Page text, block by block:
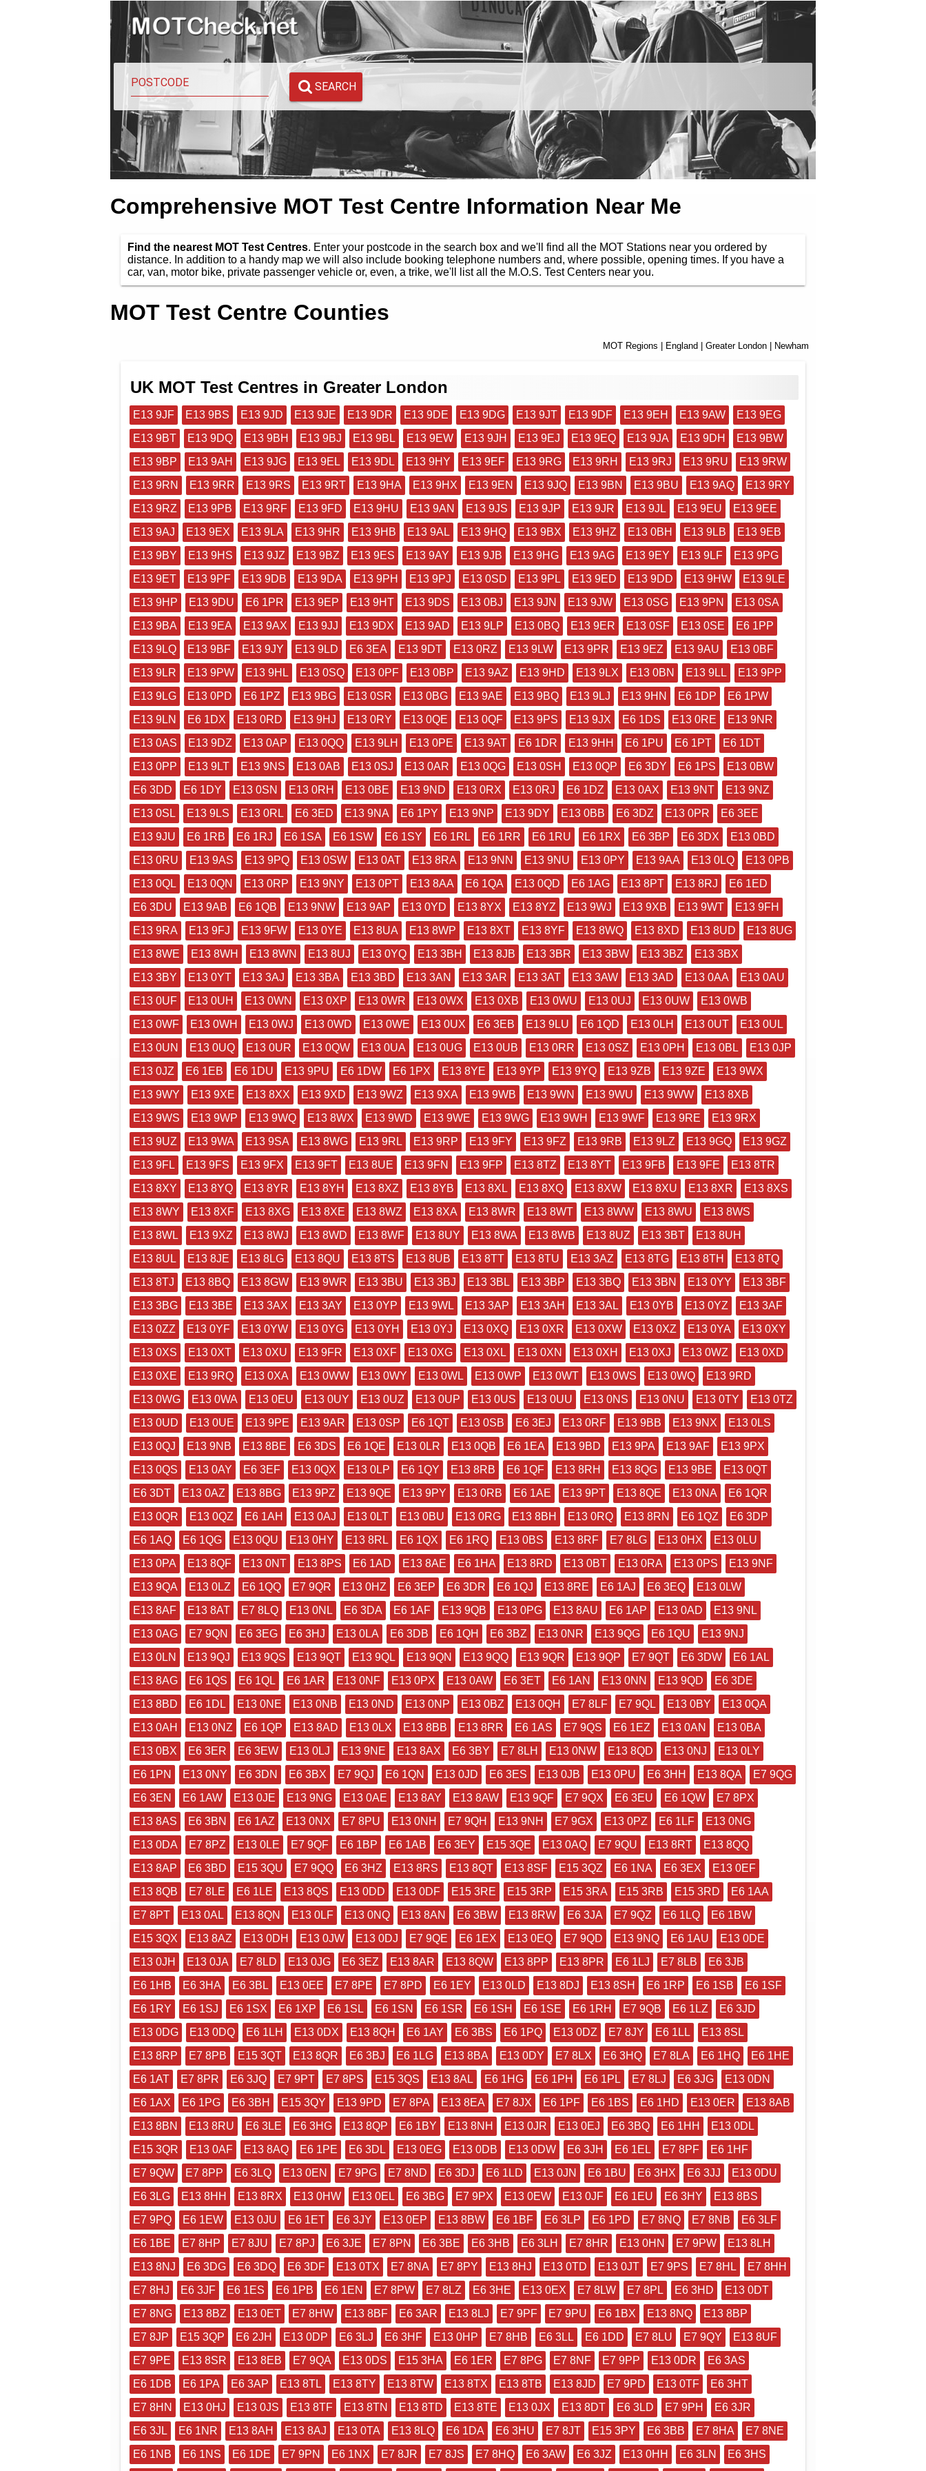
SEARCH
Comprehensive MOT Test Centre Information Near Me
Find the nearest MOT Test Centres. Enter your postcode in the search box and we'll find all the MOT Stations near you ordered by
distance. In addition to a handy map we will also include booking telephone numbers and, where possible, opening times. If you have a
car, van, motor bike, private passenger vehicle or, even, a trike, we'll list all the M.O.S. Test Centers near you.
MOT Test Centre Counties
MOT Regions England Greater London | Newham
UK MOT Test Centres in Greater London
E13 9JF E13 9BS E13 9JD E13 9JE E13 9DR E13 9DE E13 9DG E13 9JT E13 9DF E13 9EH E13 9AW
E13 9EG
E13 9BT
E13 9DQ E13 9BH E13 9BJ E13 9BL E13 9EW E13 9JH E13 9EJ E13 9EQ E13 9JA E13 9DH
E13 9BW
E13 9BP
E13 9AH E13 9JG E13 9EL E13 9DL E13 9HY E13 9EF E13 9RG E13 9RH E13 9RJ E13 9RU
E13 9RW
E13 9RN
E13 9RR E13 9RS E13 9RT E13 9HA E13 9HX E13 9EN E13 9JQ E13 9BN E13 9BU E13 9AQ
E13 9RY
E13 9RZ
E13 9PB E13 9RF E13 9FD E13 9HU E13 9AN E13 9JS E13 9JP E13 9JR E13 9JL E13 9EU
E13 9EE
E13 9AJ
E13 9EX E13 9LA E13 9HR E13 9HB E13 9AL E13 9HQ E13 9BX E13 9HZ E13 0BH E13 9LB
E13 9EB
E13 9BY
E13 9HS E13 9JZ E13 9BZ E13 9ES E13 9AY E13 9JB E13 9HG E13 9AG E13 9EY E13 9LF
E13 9PG
E13 9ET
E13 9PF E13 9DB E13 9DA E13 9PH E13 9PJ E13 0SD E13 9PL E13 9ED E13 9DD E13 9HW
E13 9LE
E13 9HP
E13 9DU E6 1PR E13 9EP E13 9HT E13 9DS E13 0BJ E13 9JN E13 9JW E13 0SG E13 9PN
E13 0SA
E13 9BA
E13 9EA E13 9AX E13 9JJ E13 9DX E13 9AD E13 9LP E13 0BQ E13 9ER E13 0SF E13 0SE
E6 1PP
E13 9LQ
E13 9BF E13 9JY E13 9LD E6 3EA E13 9DT E13 0RZ E13 9LW E13 9PR E13 9EZ E13 9AU
E13 0BF
E13 9LR
E13 9PW E13 9HL E13 0SQ E13 0PF E13 0BP E13 9AZ E13 9HD E13 9LX E13 0BN E13 9LL
E13 9PP
E13 9LG
E13 0PD E6 1PZ E13 9BG E13 0SR E13 0BG E13 9AE E13 9BQ E13 9LJ E13 9HN E6 1DP
E6 1PW
E13 9LN
E6 1DX E13 0RD E13 9HJ E13 0RY E13 0QE E13 0QF E13 9PS E13 9JX E6 1DS E13 0RE
E13 9NR
E13 0AS
E13 9DZ E13 0AP E13 0QQ E13 9LH E13 0PE E13 9AT E6 1DR E13 9HH E6 1PU E6 1PT
E6 1DT
E13 0PP
E13 9LT E13 9NS E13 0AB E13 0SJ E13 0AR E13 0QG E13 0SH E13 0QP E6 3DY E6 1PS
E13 0BW
E6 3DD
E6 1DY E13 0SN E13 0RH E13 0BE E13 9ND E13 0RX E13 0RJ E6 1DZ E13 0AX E13 9NT
E13 9NZ
E13 0SL
E13 9LS E13 0RL E6 3ED E13 9NA E6 1PY E13 9NP E13 9DY E13 0BB E6 3DZ E13 0PR
E6 3EE
E13 9JU
E6 1RB E6 1RJ E6 1SA E6 1SW E6 1SY E6 1RL E6 1RR E6 1RU E6 1RX E6 3BP E6 3DX
E13 0BD
E13 0RU
E13 9AS E13 9PQ E13 0SW E13 0AT E13 8RA E13 9NN E13 9NU E13 0PY E13 9AA E13 0LQ
E13 0PB
E13 0QL
E13 0QN E13 0RP E13 9NY E13 0PT E13 8AA E6 1QA E13 0QD E6 1AG E13 8PT E13 8RJ
E6 1ED
E6 3DU
E13 9AB E6 1QB E13 9NW E13 9AP E13 0YD E13 8YX E13 8YZ E13 9WJ E13 9XB E13 9WT
E13 9FH
E13 9RA
E13 9FJ E13 9FW E13 0YE E13 8UA E13 8WP E13 8XT E13 8YF E13 8WQ E13 8XD E13 8UD
E13 8UG
E13 8WE
E13 8WH E13 8WN E13 8UJ E13 0YQ E13 3BH E13 8JB E13 3BR E13 3BW E13 3BZ
E13 3BX
E13 3BY
E13 0YT E13 3AJ E13 3BA E13 3BD E13 3AN E13 3AR E13 3AT E13 3AW E13 3AD E13 0AA
E13 0AU
E13 0UF
E13 0UH E13 0WN E13 0XP E13 0WR E13 0WX E13 0XB E13 0WU E13 0UJ E13 0UW
E13 0WB
E13 0WF
E13 0WH E13 0WJ E13 0WD E13 0WE E13 0UX E6 3EB E13 9LU E6 1QD E13 0LH E13 0UT
E13 0UL
E13 0UN
E13 0UQ E13 0UR E13 0QW E13 0UA E13 0UG E13 0UB E13 0RR E13 0SZ E13 0PH E13 0BL
E13 0JP
E13 0JZ
E6 1EB E6 1DU E13 9PU E6 1DW E6 1PX E13 8YE E13 9YP E13 9YQ E13 9ZB E13 9ZE
E13 9WX
E13 9WY
E13 9XE E13 8XX E13 9XD E13 9WZ E13 9XA E13 9WB E13 9WN E13 9WU E13 9WW
E13 8XB
E13 9WS
E13 9WP E13 9WQ E13 8WX E13 9WD E13 9WE E13 9WG E13 9WH E13 9WF E13 9RE
E13 9RX
E13 9UZ
E13 9WA E13 9SA E13 8WG E13 9RL E13 9RP E13 9FY E13 9FZ E13 9RB E13 9LZ E13 9GQ
E13 9GZ
E13 9FL
E13 9FS E13 9FX E13 9FT E13 8UE E13 9FN E13 9FP E13 8TZ E13 8YT E13 9FB E13 9FE
E13 8TR
E13 8XY
E13 8YQ E13 8YR E13 8YH E13 8XZ E13 8YB E13 8XL E13 8XQ E13 8XW E13 8XU E13 8XR
E13 8XS
E13 8WY
E13 8XF E13 8XG E13 8XE E13 8WZ E13 8XA E13 8WR E13 8WT E13 8WW E13 8WU
E13 8WS
E13 8WL
E13 9XZ E13 8WJ E13 8WD E13 8WF E13 8UY E13 8WA E13 8WB E13 8UZ E13 3BT
E13 8UH
E13 8UL
E13 8JE E13 8LG E13 8QU E13 8TS E13 8UB E13 8TT E13 8TU E13 3AZ E13 8TG E13 8TH
E13 8TQ
E13 8TJ
E13 8BQ E13 8GW E13 9WR E13 3BU E13 3BJ E13 3BL E13 3BP E13 3BQ E13 3BN E13 0YY
E13 3BF
E13 3BG
E13 3BE E13 3AX E13 3AY E13 0YP E13 9WL E13 3AP E13 3AH E13 3AL E13 0YB E13 0YZ
E13 3AF
E13 0ZZ
E13 0YF E13 0YW E13 0YG E13 0YH E13 0YJ E13 0XQ E13 0XR E13 0XW E13 0XZ E13 0YA
E13 0XY
E13 0XS
E13 0XT E13 0XU E13 9FR E13 0XF E13 0XG E13 0XL E13 0XN E13 0XH E13 0XJ E13 0WZ
E13 0XD
E13 0XE
E13 9RQ E13 0XA E13 0WW E13 0WY E13 0WL E13 0WP E13 0WT E13 0WS E13 0WQ
E13 9RD
E13 0WG
E13 0WA E13 0EU E13 0UY E13 0UZ E13 0UP E13 0US E13 0UU E13 0NS E13 0NU E13 0TY
E13 0TZ
E13 0UD
E13 0UE E13 9PE E13 9AR E13 0SP E6 1QT E13 0SB E6 3EJ E13 0RF E13 9BB E13 9NX
E13 0LS
E13 0QJ
E13 9NB E13 8BE E6 3DS E6 1QE E13 0LR E13 0QB E6 1EA E13 9BD E13 9PA E13 9AF
E13 9PX
E13 0QS
E13 0AY E6 3EF E13 0QX E13 0LP E6 1QY E13 8RB E6 1QF E13 8RH E13 8QG E13 9BE
E13 0QT
E6 3DT
E13 0AZ E13 8BG E13 9PZ E13 9QE E13 9PY E13 0RB E6 1AE E13 9PT E13 8QE E13 0NA
E6 1QR
E13 0QR
E13 0QZ E6 1AH E13 0AJ E13 0LT E13 0BU E13 0RG E13 8BH E13 0RQ E13 8RN E6 1QZ
E6 3DP
E6 1AQ
E6 1QG E13 0QU E13 0HY E13 8RL E6 1QX E6 1RQ E13 0BS E13 8RF E7 8LG E13 0HX
E13 0LU
E13 0PA
E13 8QF E13 0NT E13 8PS E6 1AD E13 8AE E6 1HA E13 8RD E13 0BT E13 0RA E13 0PS
E13 9NF
E13 9QA
E13 0LZ E6 1QQ E7 9QR E13 0HZ E6 3EP E6 3DR E6 1QJ E13 8RE E6 1AJ E6 3EQ
E13 0LW
E13 8AF
E13 8AT E7 8LQ E13 0NL E6 3DA E6 1AF E13 9QB E13 0PG E13 8AU E6 1AP E13 0AD
E13 9NL
E13 0AG
E7 9QN E6 3EG E6 3HJ E13 0LA E6 3DB E6 1QH E6 3BZ E13 0NR E13 9QG E6 1QU
E13 9NJ
E13 0LN
E13 9QJ E13 9QS E13 9QT E13 9QL E13 9QN E13 9QQ E13 9QR E13 9QP E7 9QT E6 3DW
E6 1AL
E13 8AG
E6 1QS E6 1QL E6 1AR E13 0NF E13 0PX E13 0AW E6 3ET E6 1AN E13 0NN E13 9QD
E6 3DE
E13 8BD
E6 1DL E13 0NE E13 0NB E13 0ND E13 0NP E13 0BZ E13 0QH E7 8LF E7 9QL E13 0BY
E13 0QA
E13 0AH
E13 0NZ E6 1QP E13 8AD E13 0LX E13 8BB E13 8RR E6 1AS E7 9QS E6 1EZ E13 0AN
E13 0BA
E13 0BX
E6 3ER E6 3EW E13 0LJ E13 9NE E13 8AX E6 3BY E7 8LH E13 0NW E13 8QD E13 0NJ
E13 0LY
E6 1PN
E13 0NY E6 3DN E6 3BX E7 9QJ E6 1QN E13 0JD E6 3ES E13 0JB E13 0PU E6 3HH E13 8QA
E7 9QG
E6 3EN
E6 1AW E13 0JE E13 9NG E13 0AE E13 8AY E13 8AW E13 9QF E7 9QX E6 3EU E6 1QW
E7 8PX
E13 8AS
E6 3BN E6 1AZ E13 0NX E7 8PU E13 0NH E7 9QH E13 9NH E7 9GX E13 0PZ E6 1LF
E13 0NG
E13 0DA
E7 8PZ E13 0LE E7 9QF E6 1BP E6 1AB E6 3EY E15 3QE E13 0AQ E7 9QU E13 8RT
E13 8QQ
E13 8AP
E6 3BD E15 3QU E7 9QQ E6 3HZ E13 8RS E13 8QT E13 8SF E15 3QZ E6 1NA E6 3EX
E13 0EF
E13 8QB
E7 8LE E6 1LE E13 8QS E13 0DD E13 0DF E15 3RE E15 3RP E15 3RA E15 3RB E15 3RD
E6 1AA
E7 8PT
E13 0AL E13 8QN E13 0LF E13 0NQ E13 8AN E6 3BW E13 8RW E6 3JA E7 9QZ E6 1LQ
E6 1BW
E15 3QX
E13 8AZ E13 0DH E13 0JW E13 0DJ E7 9QE E6 1EX E13 0EQ E7 9QD E13 9NQ E6 1AU
E13 0DE
E13 0JH
E13 0JA E7 8LD E13 0JG E6 3EZ E13 8AR E13 8QW E13 8PP E13 8PR E6 1LJ E7 8LB
E6 3JB
E6 1HB
E6 3HA E6 3BL E13 0EE E7 8PE E7 8PD E6 1EY E13 0LD E13 8DJ E13 8SH E6 1RP E6 1SB
E6 1SF
E6 1RY
E6 1SJ E6 1SX E6 1XP E6 1SL E6 1SN E6 1SR E6 1SH E6 1SE E6 1RH E7 9QB E6 1LZ
E6 3JD
E13 0DG
E13 0DQ E6 1LH E13 0DX E13 8QH E6 1AY E6 3BS E6 1PQ E13 0DZ E7 8JY E6 1LL
E13 8SL
E13 8RP
E7 8PB E15 3QT E13 8QR E6 3BJ E6 1LG E13 8BA E13 0DY E7 8LX E6 3HQ E7 8LA E6 1HQ
E6 1HE
E6 1AT
E7 8PR E6 3JQ E7 9PT E7 8PS E15 3QS E13 8AL E6 1HG E6 1PH E6 1PL E7 8LJ E6 3JG
E13 0DN
E6 1AX
E6 1PG E6 3BH E15 3QY E13 9PD E7 8PA E13 8EA E7 8JX E6 1PF E6 1BS E6 1HD E13 0ER
E13 8AB
E13 8BN
E13 8RU E6 3LE E6 3HG E13 8QP E6 1BY E13 8NH E13 0JR E13 0EJ E6 3BQ E6 1HH
E13 0DL
E15 3QR
E13 0AF E13 8AQ E6 1PE E6 3DL E13 0EG E13 0DB E13 0DW E6 3JH E6 1EL E7 8PF
E6 1HF
E7 9QW
E7 8PP E6 3LQ E13 0EN E7 9PG E7 8ND E6 3DJ E6 1LD E13 0JN E6 1BU E6 3HX E6 3JJ
E13 0DU
E6 3LG
E13 8HH E13 8RX E13 0HW E13 0EL E6 3BG E7 9PX E13 0EW E13 0JF E6 1EU E6 3HY
E13 8BS
E7 9PQ
E6 1EW E13 0JU E6 1ET E6 3JY E13 0EP E13 8BW E6 1BF E6 3LP E6 1PD E7 8NQ E7 8NB
E6 3LF
E6 1BE
E7 8HP E7 8JU E7 8PJ E6 3JE E7 8PN E6 3BE E6 3HB E6 3LH E7 8HR E13 0HN E7 9PW
E13 8LH
E13 8NJ
E6 3DG E6 3DQ E6 3DF E13 0TX E7 8NA E7 8PY E13 8HJ E13 0TD E13 0JT E7 9PS E7 8HL
E7 8HH
E7 8HJ
E6 3JF E6 1ES E6 1PB E6 1EN E7 8PW E7 8LZ E6 3HE E13 0EX E7 8LW E7 8PL E6 3HD
E13 0DT
E7 8NG
E13 8BZ E13 0ET E7 8HW E13 8BF E6 3AR E13 8LJ E7 9PF E7 9PU E6 1BX E13 8NQ
E13 8BP
E7 8JP
E15 3QP E6 2JH E13 0DP E6 3LJ E6 3HF E13 0HP E7 8HB E6 3LL E6 1DD E7 8LU E7 9QY
E13 8UF
E7 9PE
E13 8SR E13 8EB E7 9QA E13 0DS E15 3HA E6 1ER E7 8PG E7 8NF E7 9PP E13 0DR
E6 3AS
E6 1DB
E6 1PA E6 3AP E13 8TL E13 8TY E13 8TW E13 8TX E13 8TB E13 8JD E7 9PD E13 0TF
E6 3HT
E7 8HN
E13 0HJ E13 0JS E13 8TF E13 8TN E13 8TD E13 8TE E13 0JX E13 8DT E6 3LD E7 9PH
E6 3JR
E6 3JL
E6 1NR E13 8AH E13 8AJ E13 0TA E13 8LQ E6 1DA E6 3HU E7 8JT E15 3PY E6 3BB E7 8HA
E7 8NE
E6 1NB
E6 1NS E6 1DE E7 9PN E6 1NX E7 8JR E7 8JS E7 8HQ E6 3AW E6 3JZ E13 0HH E6 3LN E6 3HS